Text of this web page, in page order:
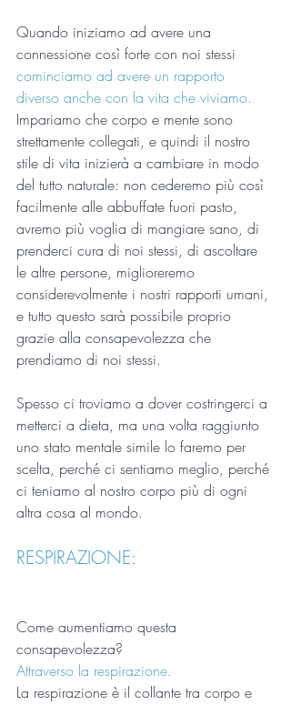
Quando iniziamo ad avere una
connessione così forte con noi stessi
cominciamo ad avere un rapporto
diverso anche con la vita che viviamo.
Impariamo che corpo e mente sono
strettamente collegati, e quindi il nostro
stile di vita inizierà a cambiare in modo
del tutto naturale: non cederemo più così
facilmente alle abbuffate fuori pasto,
avremo più voglia di mangiare sano, di
prenderci cura di noi stessi, di ascoltare
le altre persone, miglioreremo
considerevolmente i nostri rapporti umani,
e tutto questo sarà possibile proprio
grazie alla consapevolezza che
prendiamo di noi stessi.
Spesso ci troviamo a dover costringerci a
metterci a dieta, ma una volta raggiunto
uno stato mentale simile lo faremo per
scelta, perché ci sentiamo meglio, perché
ci teniamo al nostro corpo più di ogni
altra cosa al mondo.
RESPIRAZIONE:
Come aumentiamo questa
consapevolezza?
Attraverso la respirazione.
La respirazione è il collante tra corpo e